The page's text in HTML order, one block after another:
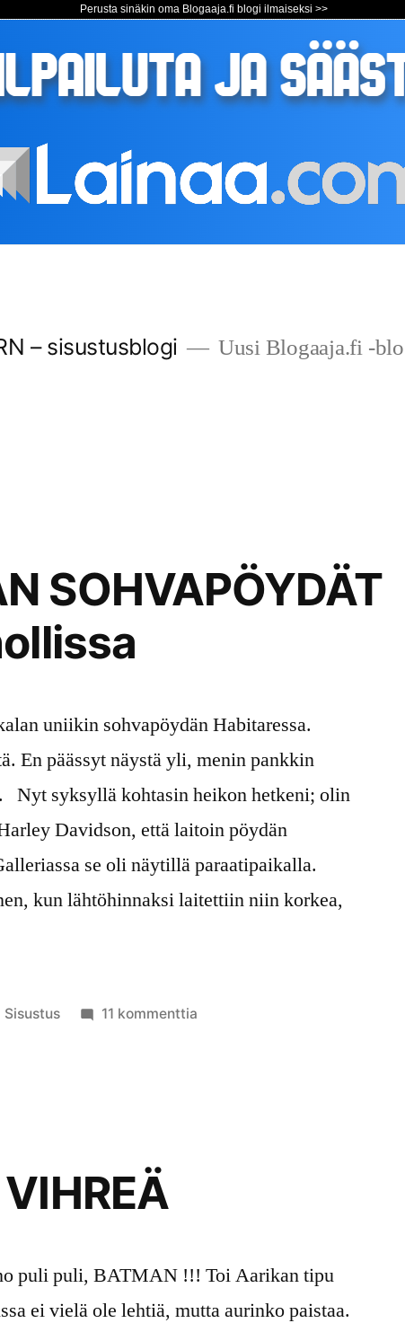
Perusta sinäkin oma Blogaaja.fi blogi ilmaiseksi >>
– sisustusblogi Uusi Blogaaja.fi -
SOHVAPÖYDÄT
uniikin sohvapöydän Habitaressa.
En päässyt näystä yli, menin pankkin
Nyt syksyllä kohtasin heikon hetkeni; olin
Davidson, että laitoin pöydän
se oli näytillä paraatipaikalla.
kun lähtöhinnaksi laitettiin niin korkea,
Julkaistu
Sisustus 11 kommenttiaartikkeliin
puli puli, BATMAN !!! Toi Aarikan tipu
ei vielä ole lehtiä, mutta aurinko paistaa.